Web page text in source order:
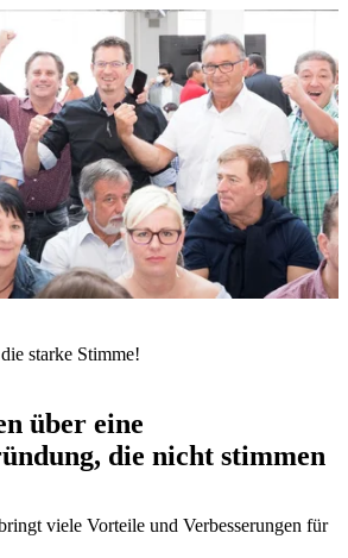
starke Stimme!
über eine
die nicht stimmen
viele Vorteile und Verbesserungen für